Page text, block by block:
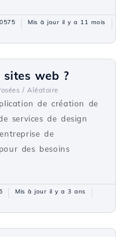
Mis à jour il y a 11 mois
sites web ?
/ Aléatoire
de création de
services de design
de
des besoins
Mis à jour il y a 3 ans